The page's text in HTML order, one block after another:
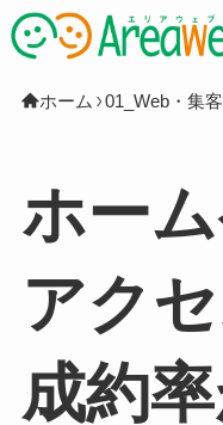
ホーム 01_Web・集客
ホー
アク
成約